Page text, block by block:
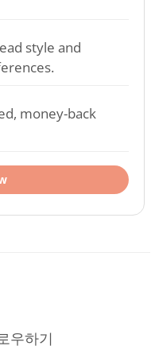
style and
money-back
우하기